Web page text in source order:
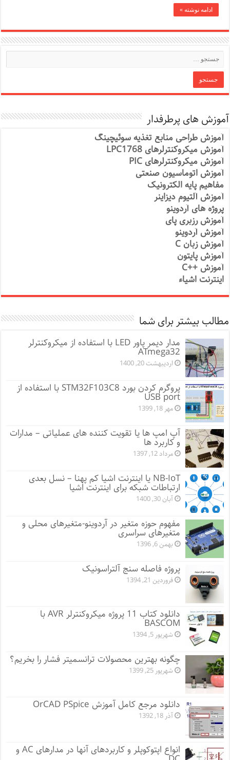
ادامه نوشته »
آموزش های پرطرفدار
آموزش طراحی منابع تغذیه سوئیچینگ
آموزش میکروکنترلرهای LPC1768
آموزش میکروکنترلرهای PIC
آموزش اتوماسیون صنعتی
مفاهیم پایه الکترونیک
آموزش آلتیوم دیزاینر
پروژه های آردوینو
آموزش رزبری پای
آموزش آردوینو
آموزش زبان C
آموزش پایتون
آموزش ++C
اینترنت اشیاء
مطالب بیشتر برای شما
مدار دیمر پاور LED با استفاده از میکروکنترلر
ATmega32
اردیبهشت 20, 1400
پروگرم کردن بورد STM32F103C8 با استفاده از
USB port
مهر 18, 1399
آپ امپ ها یا تقویت کننده های عملیاتی – مدارات
و کاربرد ها
مرداد 12, 1397
NB-IoT یا اینترنت اشیا کم پهنا – نسل بعدی
ارتباطات شبکه برای اینترنت اشیا
آبان 30, 1400
مفهوم حوزه متغیر در آردوینو-متغیرهای محلی و
متغیرهای سراسری
بهمن 6, 1396
پروژه فاصله سنج آلتراسونیک
فروردین 21, 1394
دانلود کتاب 11 پروژه میکروکنترلر AVR با
BASCOM
شهریور 5, 1394
چگونه بهترین محصولات ترانسمیتر فشار را بخریم؟
شهریور 25, 1399
دانلود مرجع کامل آموزش OrCAD PSpice
آذر 18, 1392
انواع اپتوکوپلر و کاربردهای آنها در مدارهای AC و